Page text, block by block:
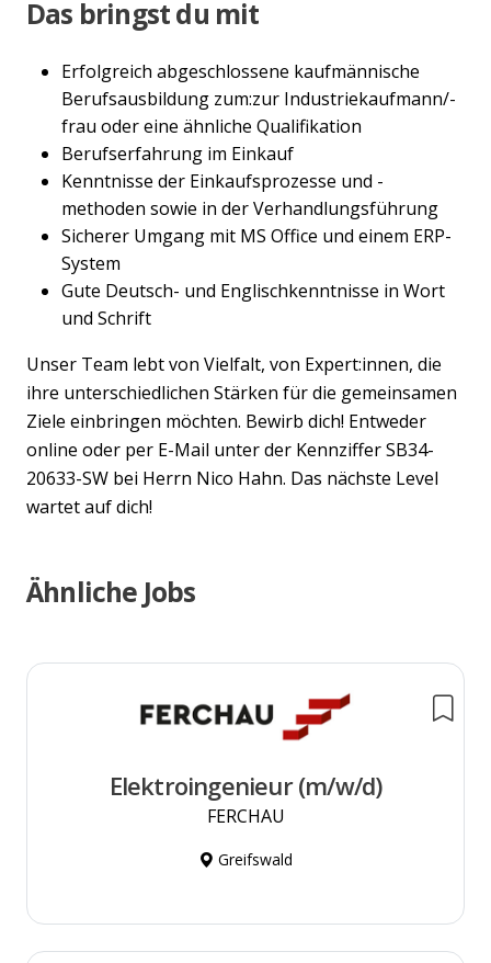
Das bringst du mit
Erfolgreich abgeschlossene kaufmännische
Berufsausbildung zum:zur Industriekaufmann/-
frau oder eine ähnliche Qualifikation
Berufserfahrung im Einkauf
Kenntnisse der Einkaufsprozesse und -
methoden sowie in der Verhandlungsführung
Sicherer Umgang mit MS Office und einem ERP-
System
Gute Deutsch- und Englischkenntnisse in Wort
und Schrift
Unser Team lebt von Vielfalt, von Expert:innen, die
ihre unterschiedlichen Stärken für die gemeinsamen
Ziele einbringen möchten. Bewirb dich! Entweder
online oder per E-Mail unter der Kennziffer SB34-
20633-SW bei Herrn Nico Hahn. Das nächste Level
wartet auf dich!
Ähnliche Jobs
Elektroingenieur (m/w/d)
FERCHAU
Greifswald